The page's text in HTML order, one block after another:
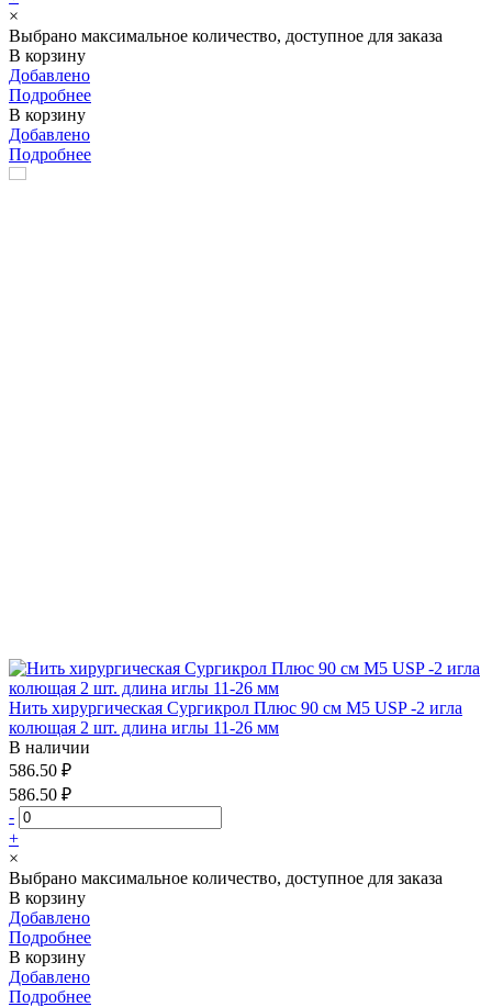
×
Выбрано максимальное количество, доступное для заказа
В корзину
Добавлено
Подробнее
В корзину
Добавлено
Подробнее
Нить хирургическая Сургикрол Плюс 90 см М5 USP -2 игла
колющая 2 шт. длина иглы 11-26 мм
В наличии
586.50 ₽
586.50 ₽
-
+
×
Выбрано максимальное количество, доступное для заказа
В корзину
Добавлено
Подробнее
В корзину
Добавлено
Подробнее